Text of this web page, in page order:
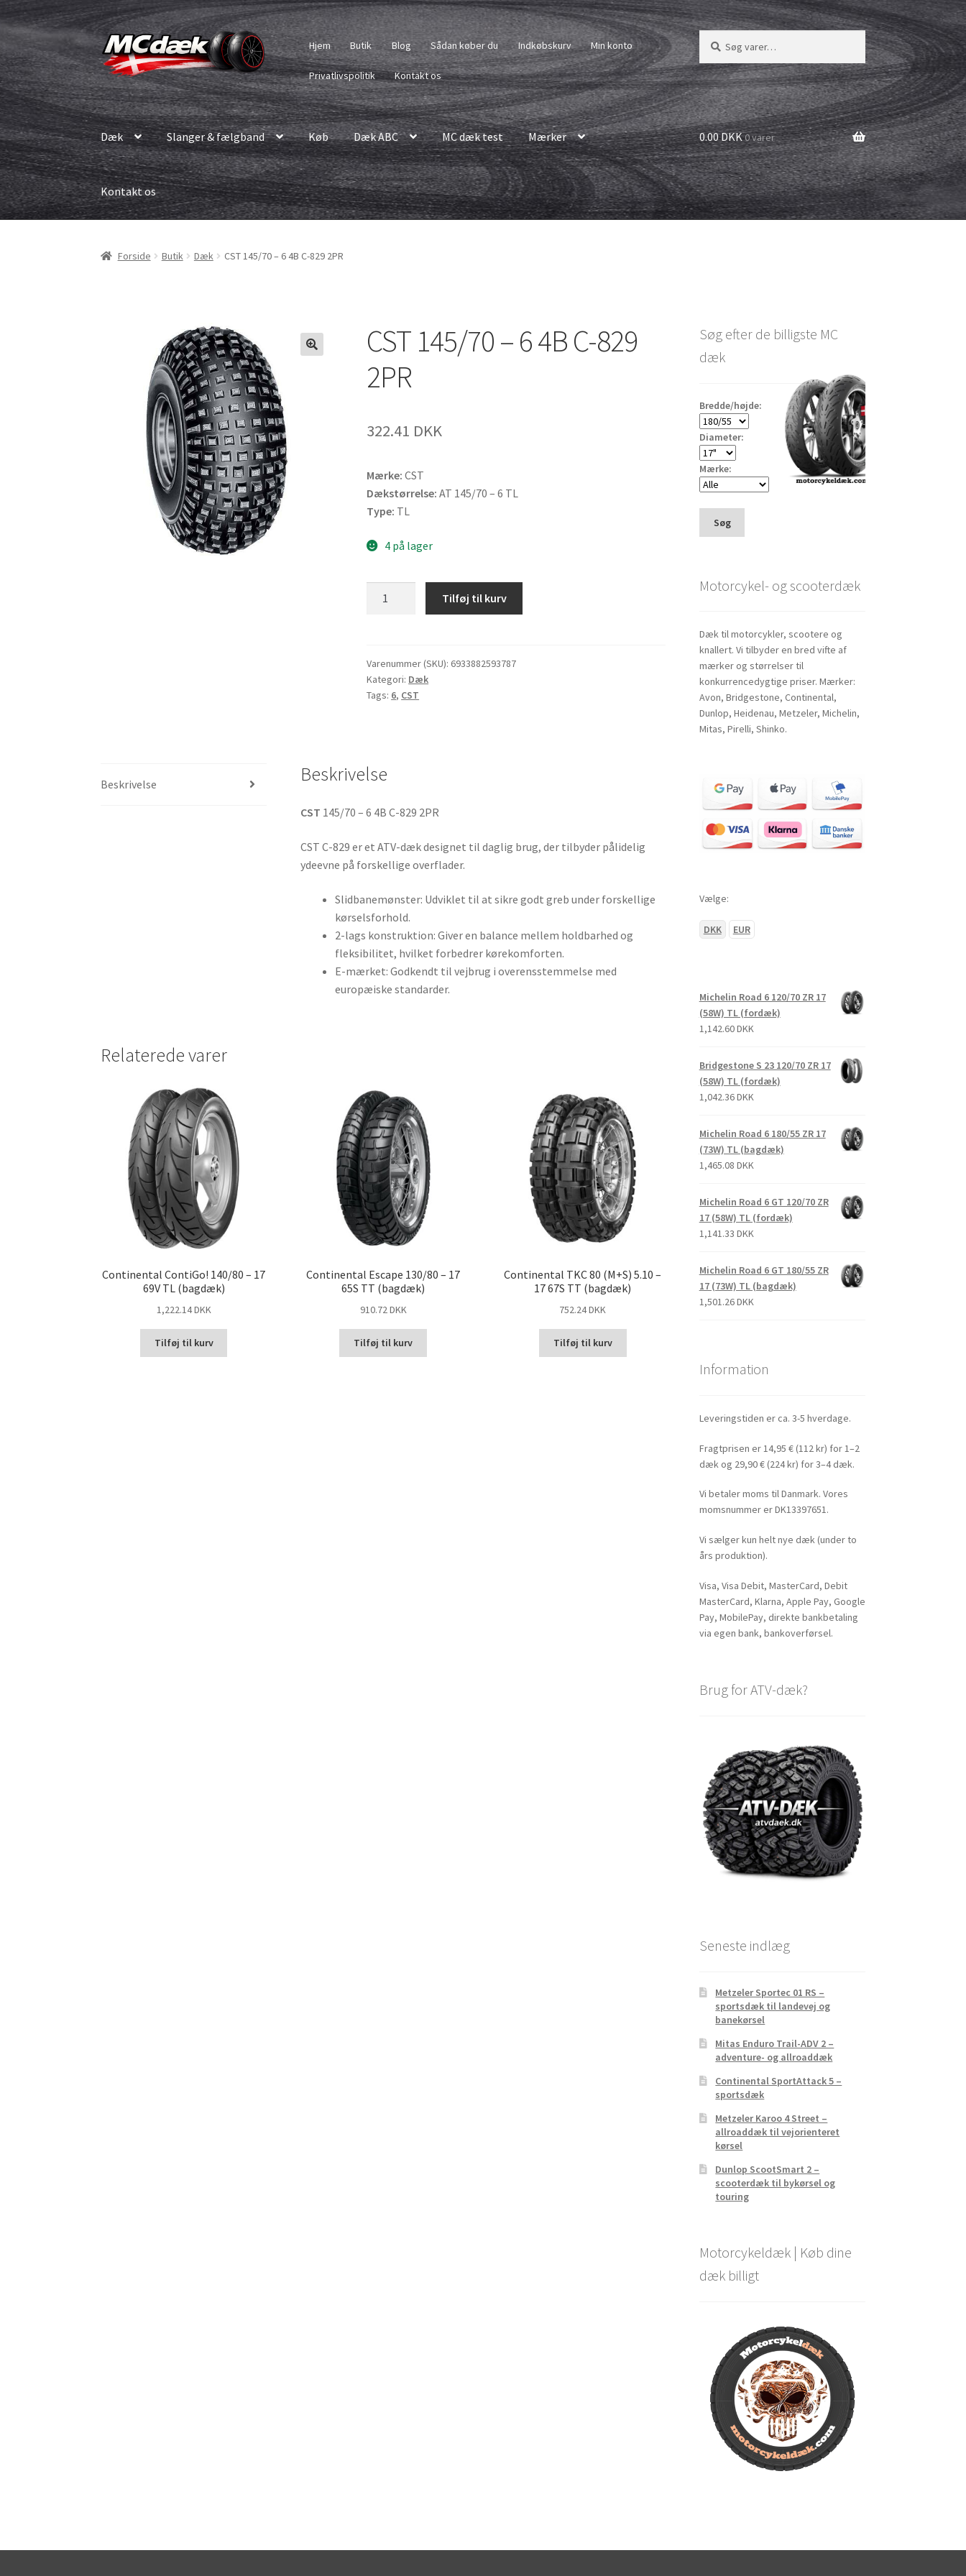
Spring
til
navigation
Spring
til
indhold
Hjem Butik Blog Sådan køber du Indkøbskurv Min konto
Privatlivspolitik Kontakt os
Søg
efter:
Søg
Dæk Slanger & fælgband Køb Dæk ABC MC dæk test Mærker
Kontakt os
0.00 DKK0 varer
Forside Butik Dæk CST 145/70 – 6 4B C-829 2PR
CST 145/70 – 6 4B C-829
2PR
322.41 DKK
Mærke: CST
Dækstørrelse: AT 145/70 – 6 TL
Type: TL
4 på lager
4B
C-
829
Tilføj til kurv
Varenummer (SKU): 6933882593787
Kategori: Dæk
Tags: 6, CST
Beskrivelse Beskrivelse
CST 145/70 – 6 4B C-829 2PR
CST C-829 er et ATV-dæk designet til daglig brug, der tilbyder pålidelig
ydeevne på forskellige overflader.
Slidbanemønster: Udviklet til at sikre godt greb under forskellige
kørselsforhold.
2-lags konstruktion: Giver en balance mellem holdbarhed og
fleksibilitet, hvilket forbedrer kørekomforten.
E-mærket: Godkendt til vejbrug i overensstemmelse med
europæiske standarder.
Relaterede varer
Continental ContiGo! 140/80 – 17
69V TL (bagdæk)
1,222.14 DKK
Tilføj til kurv
Continental Escape 130/80 – 17
65S TT (bagdæk)
910.72 DKK
Tilføj til kurv
Continental TKC 80 (M+S) 5.10 –
17 67S TT (bagdæk)
752.24 DKK
Tilføj til kurv
Søg efter de billigste MC
dæk
Bredde/højde:
Diameter:
Mærke:
Søg
Motorcykel- og scooterdæk
Dæk til motorcykler, scootere og
knallert. Vi tilbyder en bred vifte af
mærker og størrelser til
konkurrencedygtige priser. Mærker:
Avon, Bridgestone, Continental,
Dunlop, Heidenau, Metzeler, Michelin,
Mitas, Pirelli, Shinko.
Vælge:
DKK EUR
Michelin Road 6 120/70 ZR 17
(58W) TL (fordæk)
1,142.60 DKK
Bridgestone S 23 120/70 ZR 17
(58W) TL (fordæk)
1,042.36 DKK
Michelin Road 6 180/55 ZR 17
(73W) TL (bagdæk)
1,465.08 DKK
Michelin Road 6 GT 120/70 ZR
17 (58W) TL (fordæk)
1,141.33 DKK
Michelin Road 6 GT 180/55 ZR
17 (73W) TL (bagdæk)
1,501.26 DKK
Information
Leveringstiden er ca. 3-5 hverdage.
Fragtprisen er 14,95 € (112 kr) for 1–2
dæk og 29,90 € (224 kr) for 3–4 dæk.
Vi betaler moms til Danmark. Vores
momsnummer er DK13397651.
Vi sælger kun helt nye dæk (under to
års produktion).
Visa, Visa Debit, MasterCard, Debit
MasterCard, Klarna, Apple Pay, Google
Pay, MobilePay, direkte bankbetaling
via egen bank, bankoverførsel.
Brug for ATV-dæk?
Seneste indlæg
Metzeler Sportec 01 RS –
sportsdæk til landevej og
banekørsel
Mitas Enduro Trail-ADV 2 –
adventure- og allroaddæk
Continental SportAttack 5 –
sportsdæk
Metzeler Karoo 4 Street –
allroaddæk til vejorienteret
kørsel
Dunlop ScootSmart 2 –
scooterdæk til bykørsel og
touring
Motorcykeldæk | Køb dine
dæk billigt